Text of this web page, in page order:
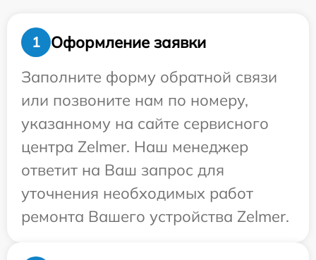
1
Оформление заявки
Заполните форму обратной связи
или позвоните нам по номеру,
указанному на сайте сервисного
центра Zelmer. Наш менеджер
ответит на Ваш запрос для
уточнения необходимых работ
ремонта Вашего устройства Zelmer.